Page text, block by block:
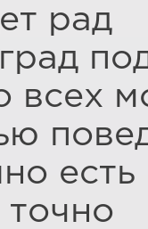
рад
всех
есть